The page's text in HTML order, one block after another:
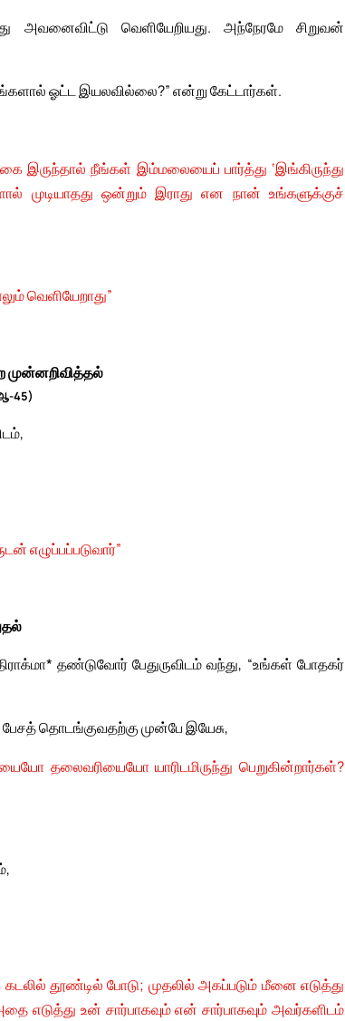
வெளியேறியது. அந்நேரமே சிறுவன்
ஓட்ட இயலவில்லை?” என்று கேட்டார்கள்.
இருந்தால் நீங்கள் இம்மலையைப் பார்த்து ‘இங்கிருந்து
முடியாதது ஒன்றும் இராது என நான் உங்களுக்குச்
வெளியேறாது”
முன்னறிவித்தல்
45)
எழுப்பப்படுவார்”
தண்டுவோர் பேதுருவிடம் வந்து, “உங்கள் போதகர்
பேசத் தொடங்குவதற்கு முன்பே இயேசு,
தலைவரியையோ யாரிடமிருந்து பெறுகின்றார்கள்?
தூண்டில் போடு; முதலில் அகப்படும் மீனை எடுத்து
உன் சார்பாகவும் என் சார்பாகவும் அவர்களிடம்